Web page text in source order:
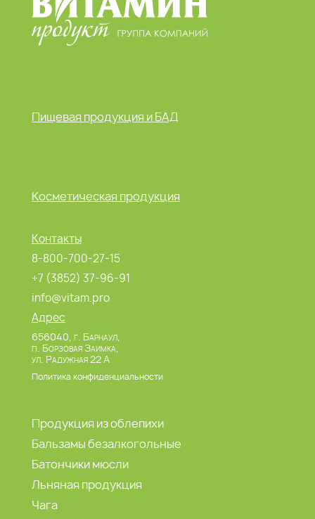
Пищевая продукция и БАД
Косметическая продукция
Контакты
8-800-700-27-15
+7 (3852) 37-96-91
info@vitam.pro
Адрес
656040, г. Барнаул,
п. Борзовая Заимка,
ул. Радужная 22 А
Политика конфиденциальности
Продукция из облепихи
Бальзамы безалкогольные
Батончики мюсли
Льняная продукция
Чага